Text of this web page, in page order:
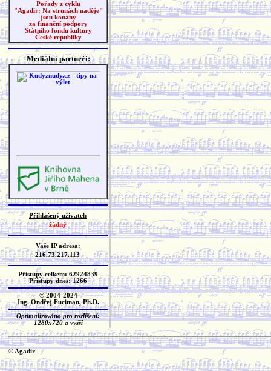
Pořady z cyklu
"Agadir: Na strunách naděje"
jsou konány
za finanční podpory
Státního fondu kultury
České republiky
Mediální partneři:
Přihlášený uživatel:
žádný
Vaše IP adresa:
216.73.217.113
Přístupy celkem: 62924839
Přístupy dnes: 1266
© 2004-2024
Ing. Ondřej Fuciman, Ph.D.
Optimalizováno pro rozlišení:
1280x720 a vyšší
© Agadir